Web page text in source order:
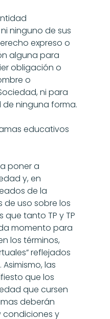
ninguno de sus
expreso o
alguna para
obligación o
o
ni para
ninguna forma.
educativos
poner a
y, en
de la
de uso sobre los
tanto TP y TP
momento para
los términos,
reflejados
las
que los
que cursen
deberán
condiciones y